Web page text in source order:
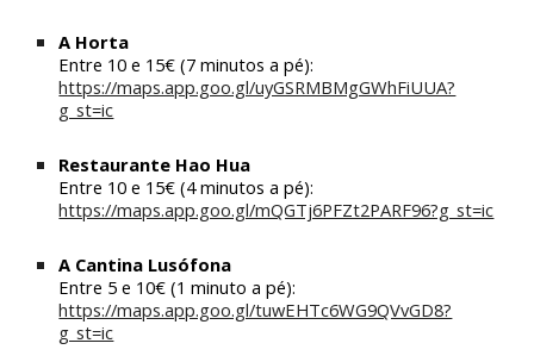
A Horta
Entre 10 e 1 5€ (7 minutos a pé):
https://maps.app.goo.gl/uyGSRMBMgGWhFiUUA?
g_st=ic
Restaurante Hao Hua
Entre 10 e 1 5€ (4minutos a pé):
https://maps.app.goo.gl/mQGTj6PFZt2PARF96?g_st=ic
A Cantina Lusófona
Entre 5e 10€ (1 minuto a pé):
https://maps.app.goo.gl/tuwEHTc6WG9QVvGD8?
g_st=ic